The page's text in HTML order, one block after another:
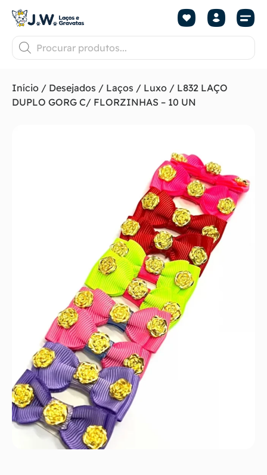
Início / Desejados / Laços / Luxo / L832 LAÇO
DUPLO GORG C/ FLORZINHAS – 10 UN